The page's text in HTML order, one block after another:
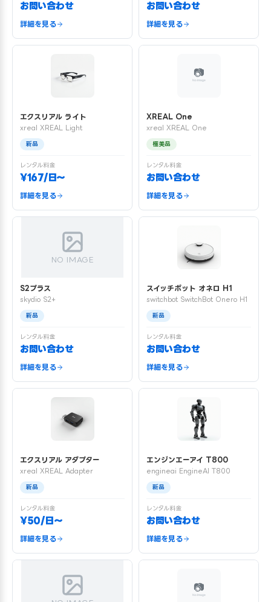
お問い合わせ
詳細を見る
お問い合わせ
詳細を見る
エクスリアル ライト
xreal XREAL Light
新品
レンタル料金
¥167/日〜
詳細を見る
XREAL One
xreal XREAL One
極美品
レンタル料金
お問い合わせ
詳細を見る
NO IMAGE
S2プラス
skydio S2+
新品
レンタル料金
お問い合わせ
詳細を見る
スイッチボット オネロ H1
switchbot SwitchBot Onero H1
新品
レンタル料金
お問い合わせ
詳細を見る
エクスリアル アダプター
xreal XREAL Adapter
新品
レンタル料金
¥50/日〜
詳細を見る
エンジンエーアイ T800
engineai EngineAI T800
新品
レンタル料金
お問い合わせ
詳細を見る